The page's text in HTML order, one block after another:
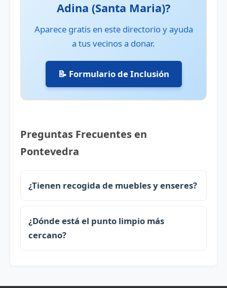
Adina (Santa Maria)?
Aparece gratis en este directorio y ayuda
a tus vecinos a donar.
📝 Formulario de Inclusión
Preguntas Frecuentes en
Pontevedra
¿Tienen recogida de muebles y enseres?
¿Dónde está el punto limpio más
cercano?